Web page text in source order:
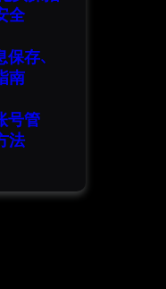
全
存、
南
号管
法